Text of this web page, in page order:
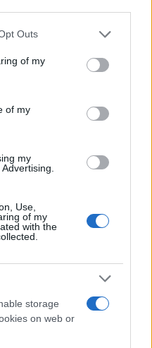
uses one or more Google
You may click to
its third-party tags to
purposes in below Google
Outs
of my
of my
my
Use,
of my
with the
storage
on web or
που έπαιξα την
πήραν και μου είπαν
θα το βγάλεις με
βγει με έναν τρόπο